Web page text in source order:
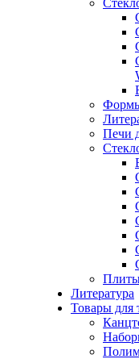
Печи
Плиты
Литература
Товары для